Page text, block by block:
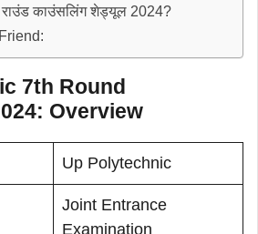
राउंड काउंसलिंग शेड्यूल 2024?
7th Round
Overview
Up Polytechnic
Joint Entrance
Examination